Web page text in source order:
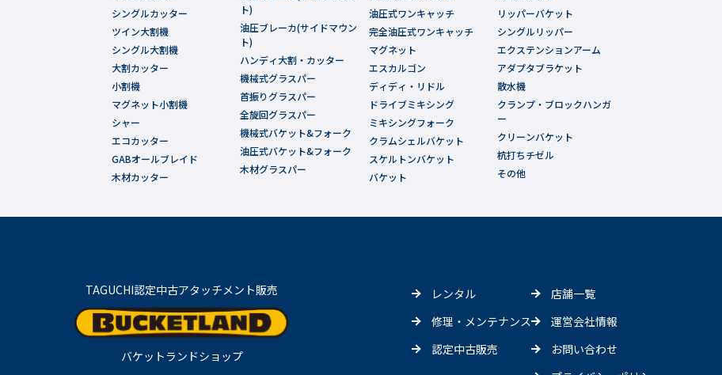
シングルカッター
ツイン大割機
シングル大割機
大割カッター
小割機
マグネット小割機
シャー
エコカッター
GABオールブレイド
木材カッター
ト)
油圧ブレーカ(サイドマウン
ト)
ハンディ大割・カッター
機械式グラスパー
首振りグラスパー
全旋回グラスパー
機械式バケット&フォーク
油圧式バケット&フォーク
木材グラスパー
油圧式ワンキャッチ
完全油圧式ワンキャッチ
マグネット
エスカルゴン
ディディ・リドル
ドライブミキシング
ミキシングフォーク
クラムシェルバケット
スケルトンバケット
バケット
リッパーバケット
シングルリッパー
エクステンションアーム
アダプタブラケット
散水機
クランプ・ブロックハンガ
ー
クリーンバケット
杭打ちチゼル
その他
TAGUCHI認定中古アタッチメント販売
バケットランドショップ
レンタル
修理・メンテナンス
認定中古販売
店舗一覧
運営会社情報
お問い合わせ